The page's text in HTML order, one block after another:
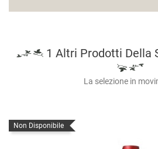
1 Altri Prodotti Della
La selezione in
Non Disponibile